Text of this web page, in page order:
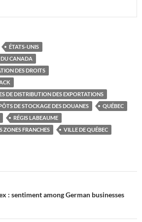
ÉTATS-UNIS
DU CANADA
DES DROITS
DE DISTRIBUTION DES EXPORTATIONS
DE STOCKAGE DES DOUANES
QUÉBEC
RÉGIS LABEAUME
ZONES FRANCHES
VILLE DE QUÉBEC
: sentiment among German businesses